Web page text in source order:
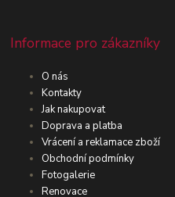
Informace pro zákazníky
O nás
Kontakty
Jak nakupovat
Doprava a platba
Vrácení a reklamace zboží
Obchodní podmínky
Fotogalerie
Renovace